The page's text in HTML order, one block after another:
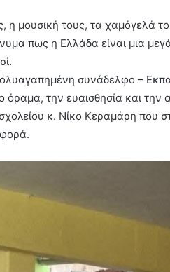
η μουσική τους, τα χαμόγελά
πως η Ελλάδα είναι μια
συνάδελφο –
την ευαισθησία και την
κ. Νίκο Κεραμάρη που